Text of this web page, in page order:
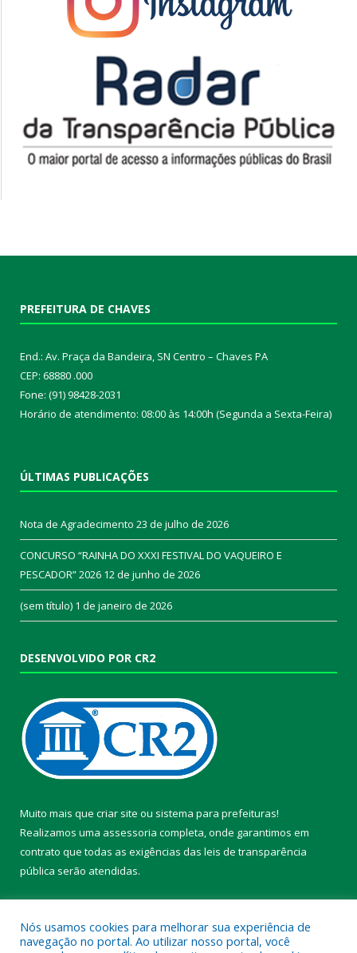
PREFEITURA DE CHAVES
End.: Av. Praça da Bandeira, SN Centro – Chaves PA
CEP: 68880 .000
Fone: (91) 98428-2031
Horário de atendimento: 08:00 às 14:00h (Segunda a Sexta-Feira)
ÚLTIMAS PUBLICAÇÕES
Nota de Agradecimento 23 de julho de 2026
CONCURSO “RAINHA DO XXXI FESTIVAL DO VAQUEIRO E
PESCADOR” 2026 12 de junho de 2026
(sem título) 1 de janeiro de 2026
DESENVOLVIDO POR CR2
Muito mais que criar site ou sistema para prefeituras!
Realizamos uma assessoria completa, onde garantimos em
contrato que todas as exigências das leis de transparência
pública serão atendidas.
Nós usamos cookies para melhorar sua experiência de
navegação no portal. Ao utilizar nosso portal, você